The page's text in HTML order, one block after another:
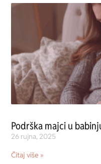
Podrška majci u
26 rujna, 2025
Čitaj više »